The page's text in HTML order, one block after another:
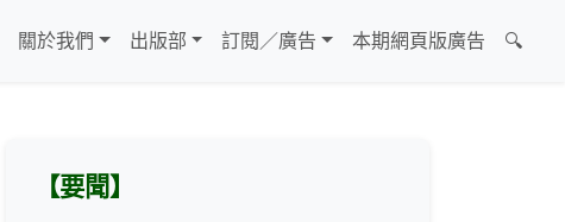
關於我們 出版部 訂閱／廣告 本期網頁版廣告 🔍
【要聞】